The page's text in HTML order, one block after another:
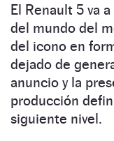
El Renault 5 va
del mundo del
del icono en
dejado de
anuncio y la
producción
siguiente nivel.